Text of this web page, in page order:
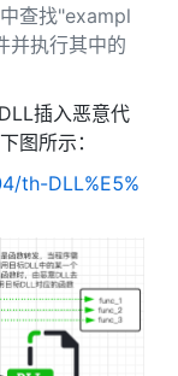
查找"exampl
并执行其中的
插入恶意代
图所示：
th-DLL%E5%